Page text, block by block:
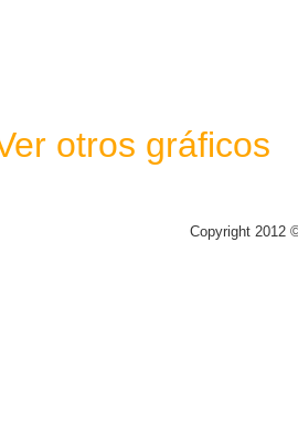
otros gráficos
Copyright 2012